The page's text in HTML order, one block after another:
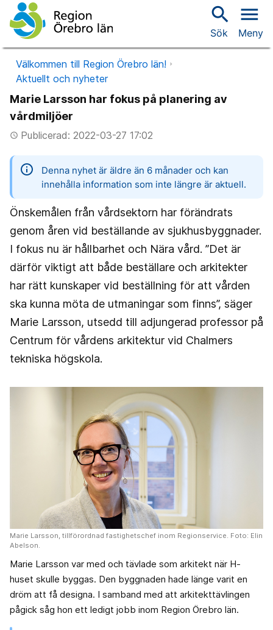
search
Sök
menu
Meny
Välkommen till Region Örebro län!
Aktuellt och nyheter
Marie Larsson har fokus på planering av
vårdmiljöer
access_timePublicerad: 2022-03-27 17:02
information
Denna nyhet är äldre än 6 månader och kan
innehålla information som inte längre är aktuell.
Önskemålen från vårdsektorn har förändrats
genom åren vid beställande av sjukhusbyggnader.
I fokus nu är hållbarhet och Nära vård. ”Det är
därför viktigt att både beställare och arkitekter
har rätt kunskaper vid beställning för att vården
ska kunna möta de utmaningar som finns”, säger
Marie Larsson, utsedd till adjungerad professor på
Centrum för vårdens arkitektur vid Chalmers
tekniska högskola.
Marie Larsson, tillförordnad fastighetschef inom Regionservice. Foto: Elin
Abelson.
Marie Larsson var med och tävlade som arkitekt när H-
huset skulle byggas. Den byggnaden hade länge varit en
dröm att få designa. I samband med att arkitekttävlingen
pågick såg hon ett ledigt jobb inom Region Örebro län.